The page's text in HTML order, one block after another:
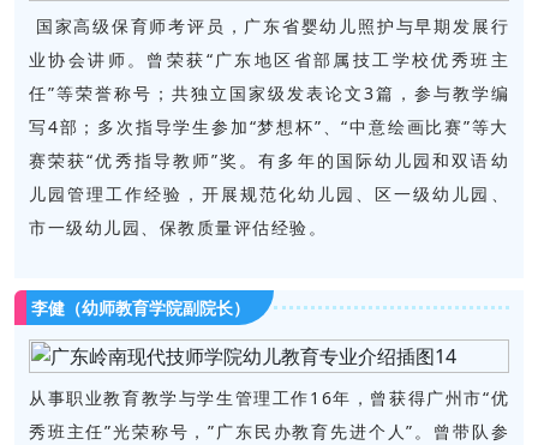
国家高级保育师考评员，广东省婴幼儿照护与早期发展行
业协会讲师。曾荣获“广东地区省部属技工学校优秀班主
任”等荣誉称号；共独立国家级发表论文3篇，参与教学编
写4部；多次指导学生参加“梦想杯”、“中意绘画比赛”等大
赛荣获“优秀指导教师”奖。有多年的国际幼儿园和双语幼
儿园管理工作经验，开展规范化幼儿园、区一级幼儿园、
市一级幼儿园、保教质量评估经验。
李健（幼师教育学院副院长）
从事职业教育教学与学生管理工作16年，曾获得广州市“优
秀班主任”光荣称号，”广东民办教育先进个人”。曾带队参